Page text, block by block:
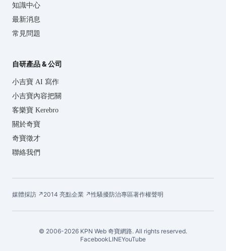
知識中心
最新消息
常見問題
自研產品 & 公司
小吉寶 AI 寫作
小吉寶內容把關
客樂寶 Kerebro
關於奇寶
奇寶徵才
聯絡我們
媒體採訪 ↗ 2014 亮點企業 ↗性騷擾防治專區著作權聲明
© 2006-2026 KPN Web 奇寶網路. All rights reserved.
FacebookLINEYouTube